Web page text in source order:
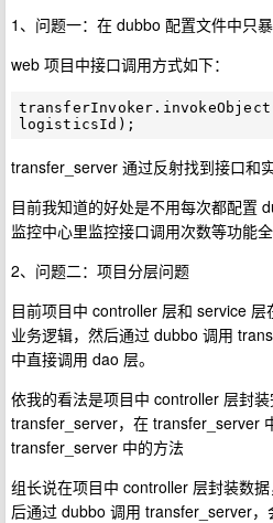
1、问题一：在 dubbo 配置文件中只
web 项目中接口调用方式如下：
transfer_server 通过反射找到接口和
目前我知道的好处是不用每次都配置
监控中心里监控接口调用次数等功能全
2、问题二：项目分层问题
目前项目中 controller 层和 service
业务逻辑，然后通过 dubbo 调用
中直接调用 dao 层。
依我的看法是项目中 controller 层封
transfer_server，在 transfer_server
transfer_server 中的方法
组长说在项目中 controller 层封装数
后通过 dubbo 调用 transfer_server